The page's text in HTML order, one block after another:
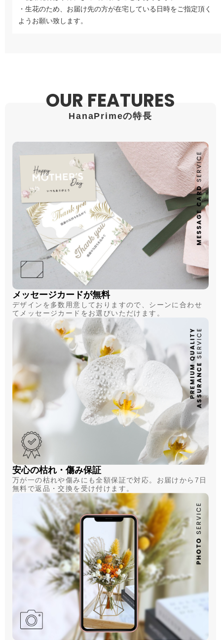
・生花のため、お届け先の方が在宅している日時をご指定頂く
ようお願い致します。
OUR FEATURES
HanaPrimeの特長
メッセージカードが無料
デザインを多数用意しておりますので、シーンに合わせ
てメッセージカードをお選びいただけます。
安心の枯れ・傷み保証
万が一の枯れや傷みにも全額保証で対応。お届けから7日
無料で返品・交換を受け付けます。